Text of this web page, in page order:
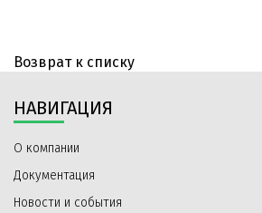
Возврат к списку
НАВИГАЦИЯ
О компании
Документация
Новости и события